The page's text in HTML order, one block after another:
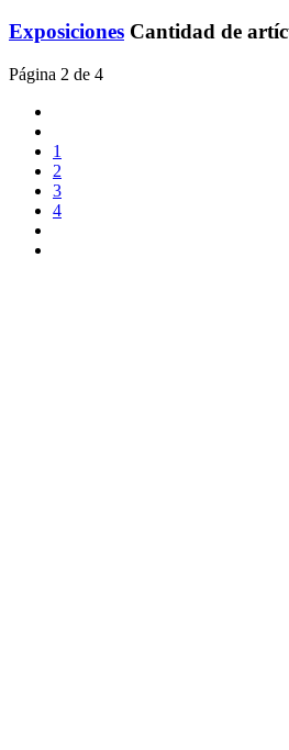
Exposiciones Cantidad de
Página 2 de 4
1
2
3
4